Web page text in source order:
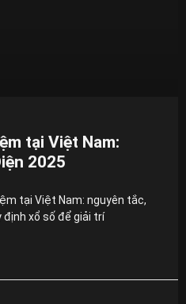
tại Việt Nam:
2025
tại Việt Nam: nguyên tắc,
định xổ số để giải trí